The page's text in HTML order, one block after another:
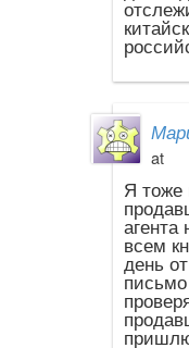
at
Я тоже
агента
всем
день